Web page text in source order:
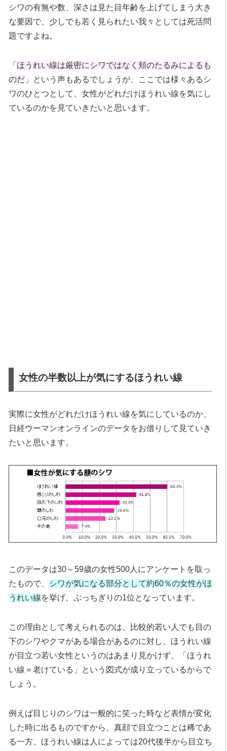
シワの有無や数、深さは見た目年齢を上げてしまう大き
な要因で、少しでも若く見られたい我々としては死活問
題ですよね。
「 ほうれい線は厳密にシワではなく頬のたるみによるも
のだ」という声もあるでしょうが、ここでは様々あるシ
ワのひとつとして、女性がどれだけほうれい線を気にし
ているのかを見ていきたいと思います。
女性の半数以上が気にするほうれい線
実際に女性がどれだけほうれい線を気にしているのか、
日経ウーマンオンラインのデータをお借りして見ていき
たいと思います。
このデータは30～59歳の女性500人にアンケートを取っ
たもので、
シワが気になる部分として約60％の女性がほ
うれい線を挙げ、ぶっちぎりの1位となっています。
この理由として考えられるのは、比較的若い人でも目の
下のシワやクマがある場合があるのに対し、ほうれい線
が目立つ若い女性というのはあまり見かけず、「ほうれ
い線＝老けている」という図式が成り立っているからで
しょう。
例えば目じりのシワは一般的に笑った時など表情が変化
した時に出るものですから、真顔で目立つことは稀であ
る一方、ほうれい線は人によっては20代後半から目立ち